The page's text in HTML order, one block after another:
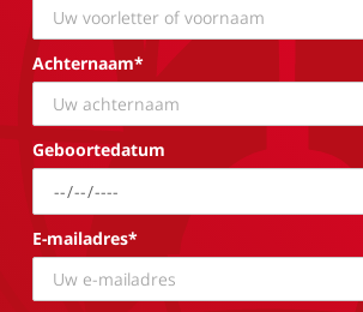
Achternaam*
Geboortedatum
E-mailadres*